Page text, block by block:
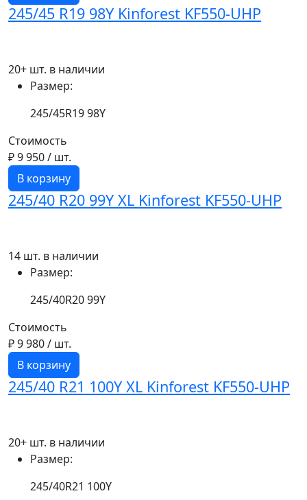
245/45 R19 98Y Kinforest KF550-UHP
20+ шт. в наличии
Размер:
245/45R19 98Y
Стоимость
₽ 9 950/ шт.
В корзину
245/40 R20 99Y XL Kinforest KF550-UHP
14 шт. в наличии
Размер:
245/40R20 99Y
Стоимость
₽ 9 980/ шт.
В корзину
245/40 R21 100Y XL Kinforest KF550-UHP
20+ шт. в наличии
Размер:
245/40R21 100Y